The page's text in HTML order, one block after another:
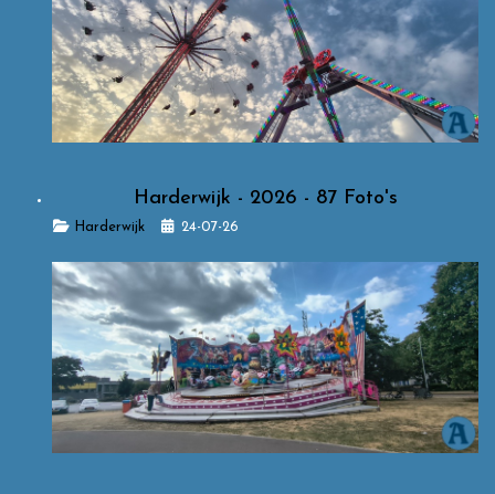
Harderwijk - 2026 - 87 Foto's
DetailsHarderwijk 24-07-26